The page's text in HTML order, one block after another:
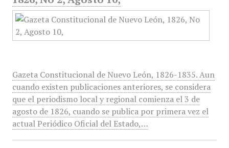
Gazeta Constitucional de Nuevo León, 1826-1835. Aun
cuando existen publicaciones anteriores, se considera
que el periodismo local y regional comienza el 3 de
agosto de 1826, cuando se publica por primera vez el
actual Periódico Oficial del Estado,…